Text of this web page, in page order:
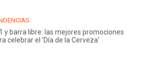
y barra libre: las mejores promociones
celebrar el 'Día de la Cerveza'